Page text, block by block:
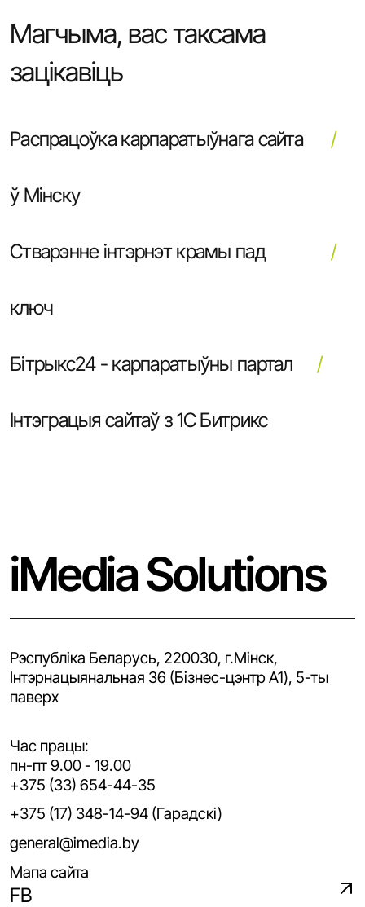
Магчыма, вас таксама
зацікавіць
Распрацоўка карпаратыўнага сайта
ў Мінску
Стварэнне інтэрнэт крамы пад
ключ
Бітрыкс24 - карпаратыўны партал
Інтэграцыя сайтаў з 1С Битрикс
iMedia Solutions
Рэспубліка Беларусь, 220030, г.Мінск,
Iнтэрнацыянальная 36 (Бізнес-цэнтр A1), 5-ты
паверх
Час працы:
пн-пт 9.00 - 19.00
+375 (33) 654-44-35
+375 (17) 348-14-94 (Гарадскі)
general@imedia.by
Мапа сайта
FB